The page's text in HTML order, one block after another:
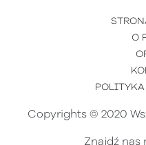
O
Copyrights © 2020
Znajdź nas